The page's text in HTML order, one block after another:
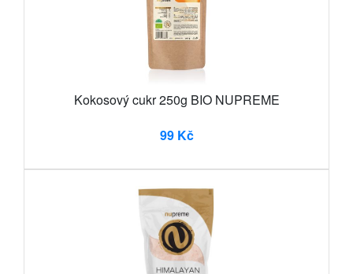
Kokosový cukr 250g BIO NUPREME
99 Kč